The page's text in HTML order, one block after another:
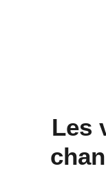
Les